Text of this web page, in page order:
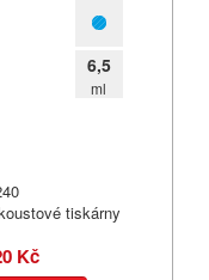
6,5
ml
tiskárny
Kč